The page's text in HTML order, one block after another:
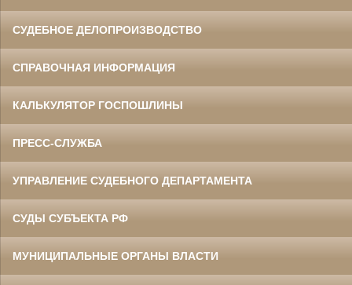
СУДЕБНОЕ ДЕЛОПРОИЗВОДСТВО
СПРАВОЧНАЯ ИНФОРМАЦИЯ
КАЛЬКУЛЯТОР ГОСПОШЛИНЫ
ПРЕСС-СЛУЖБА
УПРАВЛЕНИЕ СУДЕБНОГО ДЕПАРТАМЕНТА
СУДЫ СУБЪЕКТА РФ
МУНИЦИПАЛЬНЫЕ ОРГАНЫ ВЛАСТИ